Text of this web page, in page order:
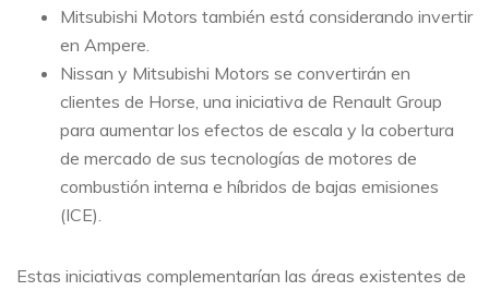
Mitsubishi Motors también está considerando invertir
en Ampere.
Nissan y Mitsubishi Motors se convertirán en
clientes de Horse, una iniciativa de Renault Group
para aumentar los efectos de escala y la cobertura
de mercado de sus tecnologías de motores de
combustión interna e híbridos de bajas emisiones
(ICE).
Estas iniciativas complementarían las áreas existentes de